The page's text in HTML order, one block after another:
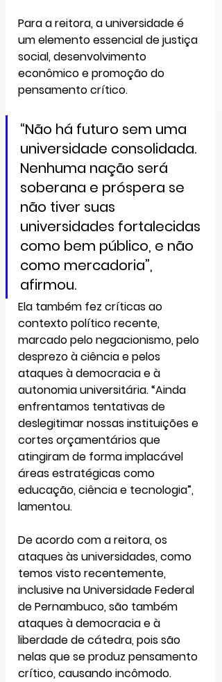
Para a reitora, a universidade é
um elemento essencial de justiça
social, desenvolvimento
econômico e promoção do
pensamento crítico.
“Não há futuro sem uma
universidade consolidada.
Nenhuma nação será
soberana e próspera se
não tiver suas
universidades fortalecidas
como bem público, e não
como mercadoria”,
afirmou.
Ela também fez críticas ao
contexto político recente,
marcado pelo negacionismo, pelo
desprezo à ciência e pelos
ataques à democracia e à
autonomia universitária. “Ainda
enfrentamos tentativas de
deslegitimar nossas instituições e
cortes orçamentários que
atingiram de forma implacável
áreas estratégicas como
educação, ciência e tecnologia”,
lamentou.
De acordo com a reitora, os
ataques às universidades, como
temos visto recentemente,
inclusive na Universidade Federal
de Pernambuco, são também
ataques à democracia e à
liberdade de cátedra, pois são
nelas que se produz pensamento
crítico, causando incômodo.